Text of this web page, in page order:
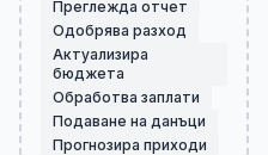
Преглежда отчет
Одобрява разход
Актуализира
бюджета
Обработва заплати
Подаване на данъци
Прогнозира приходи